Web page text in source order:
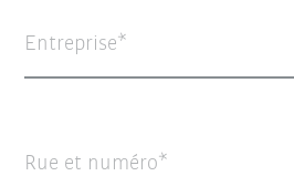
Entreprise
Rue et numéro